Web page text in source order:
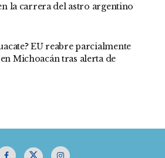
la carrera del astro argentino
EU reabre parcialmente
Michoacán tras alerta de